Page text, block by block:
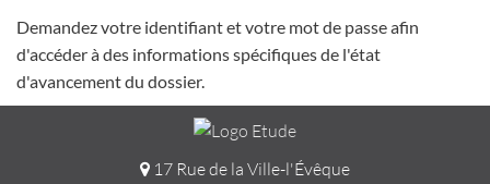
Demandez votre identifiant et votre mot de passe afin
d'accéder à des informations spécifiques de l'état
d'avancement du dossier.
17 Rue de la Ville-l'Évêque